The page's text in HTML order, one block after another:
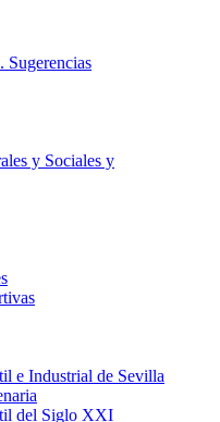
Sugerencias
y Sociales y
e Industrial de Sevilla
del Siglo XXI